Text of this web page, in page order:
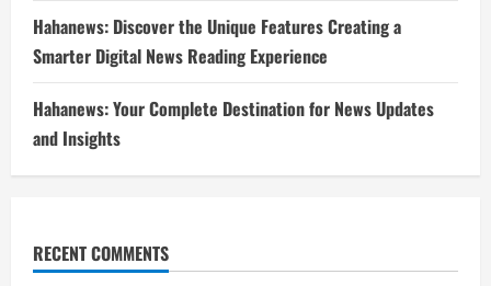
Hahanews: Discover the Unique Features Creating a
Smarter Digital News Reading Experience
Hahanews: Your Complete Destination for News Updates
and Insights
RECENT COMMENTS